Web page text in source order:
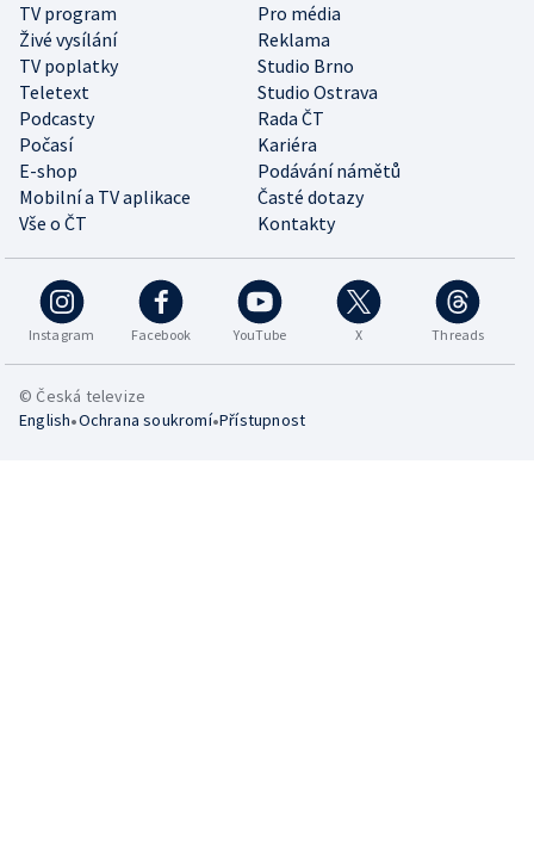
TV program
Pro média
Živé vysílání
Reklama
TV poplatky
Studio Brno
Teletext
Studio Ostrava
Podcasty
Rada ČT
Počasí
Kariéra
E-shop
Podávání námětů
Mobilní a TV aplikace
Časté dotazy
Vše o ČT
Kontakty
Instagram Facebook YouTube X Threads
© Česká televize
English•Ochrana soukromí•Přístupnost